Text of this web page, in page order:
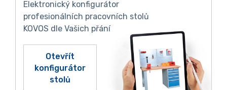
Elektronický konfigurátor
profesionálních pracovních stolů
KOVOS dle Vašich přání
Otevřít
konfigurátor
stolů